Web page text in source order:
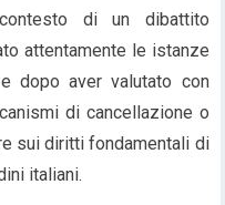
di un dibattito
attentamente le istanze
dopo aver valutato con
di cancellazione o
sui diritti fondamentali di
italiani.